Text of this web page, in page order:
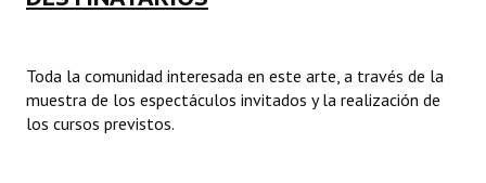
Toda la comunidad interesada en este arte, a través de la
muestra de los espectáculos invitados y la realización de
los cursos previstos.